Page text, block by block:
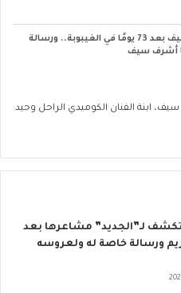
وفاة إيمان وحيد سيف بعد 73 يومًا في الغيبوبة.. ورسالة
أشرف سيف
ابنة الفنان الكوميدي الراحل وحيد
تكشف لـ”الجديد” مشاعرها بعد
ورسالة خاصة له ولعروسه